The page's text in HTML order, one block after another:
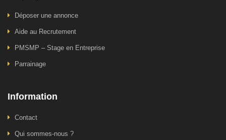
Déposer une annonce
Aide au Recrutement
PMSMP – Stage en Entreprise
Parrainage
Information
Contact
Qui sommes-nous ?